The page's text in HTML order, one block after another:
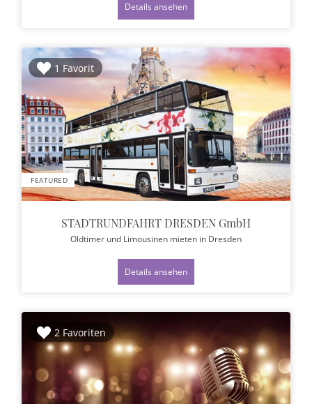
Details ansehen
1 Favorit
FEATURED
STADTRUNDFAHRT DRESDEN GmbH
Oldtimer und Limousinen mieten in Dresden
Details ansehen
2 Favoriten